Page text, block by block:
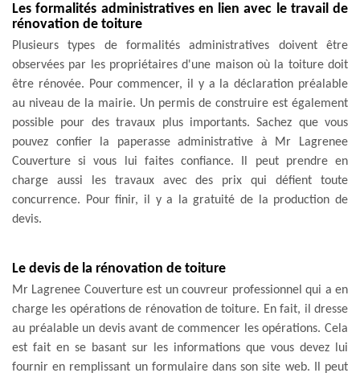
Les formalités administratives en lien avec le travail de
rénovation de toiture
Plusieurs types de formalités administratives doivent être
observées par les propriétaires d'une maison où la toiture doit
être rénovée. Pour commencer, il y a la déclaration préalable
au niveau de la mairie. Un permis de construire est également
possible pour des travaux plus importants. Sachez que vous
pouvez confier la paperasse administrative à Mr Lagrenee
Couverture si vous lui faites confiance. Il peut prendre en
charge aussi les travaux avec des prix qui défient toute
concurrence. Pour finir, il y a la gratuité de la production de
devis.
Le devis de la rénovation de toiture
Mr Lagrenee Couverture est un couvreur professionnel qui a en
charge les opérations de rénovation de toiture. En fait, il dresse
au préalable un devis avant de commencer les opérations. Cela
est fait en se basant sur les informations que vous devez lui
fournir en remplissant un formulaire dans son site web. Il peut